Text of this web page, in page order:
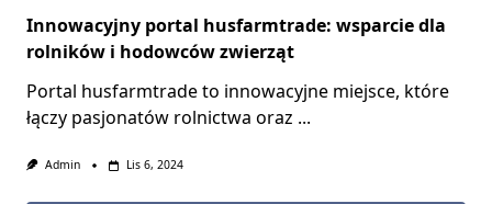
Innowacyjny portal husfarmtrade: wsparcie dla
rolników i hodowców zwierząt
Portal husfarmtrade to innowacyjne miejsce, które
łączy pasjonatów rolnictwa oraz ...
Admin Lis 6, 2024